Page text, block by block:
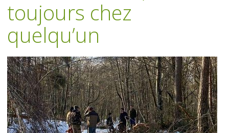
toujours chez
quelqu’un